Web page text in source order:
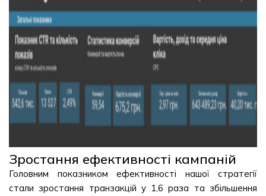
Зростання ефективності кампаній
Головним показником ефективності нашої стратегії
стали зростання транзакцій у 1,6 раза та збільшення